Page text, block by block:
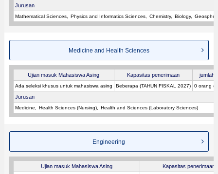
Jurusan
Mathematical Sciences Physics and Informatics Sciences Chemistry Biology
Medicine and Health Sciences
Ujian masuk Mahasiswa Asing Kapasitas penerimaan jumlah
Ada seleksi khusus untuk mahasiswa asing Beberapa (TAHUN FISKAL 2027) 0 orang
Jurusan
Medicine Health Sciences (Nursing) Health and Sciences (Laboratory Sciences)
Engineering
Ujian masuk Mahasiswa Asing Kapasitas penerimaan